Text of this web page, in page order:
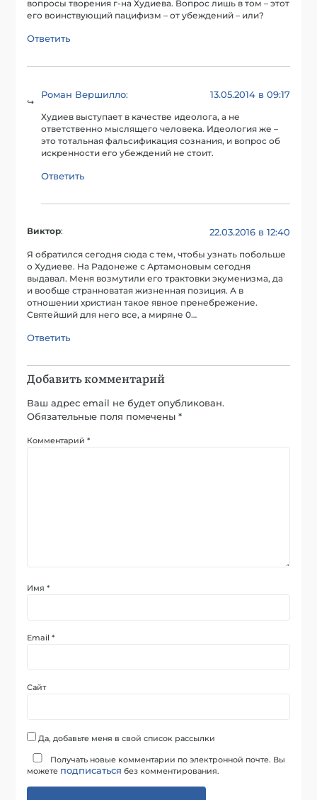
вопросы творения г-на Худиева. Вопрос лишь в том – этот
его воинствующий пацифизм – от убеждений – или?
Ответить
Роман Вершилло: 13.05.2014 в 09:17
Худиев выступает в качестве идеолога, а не
ответственно мыслящего человека. Идеология же –
это тотальная фальсификация сознания, и вопрос об
искренности его убеждений не стоит.
Ответить
Виктор: 22.03.2016 в 12:40
Я обратился сегодня сюда с тем, чтобы узнать побольше
о Худиеве. На Радонеже с Артамоновым сегодня
выдавал. Меня возмутили его трактовки экуменизма, да
и вообще странноватая жизненная позиция. А в
отношении христиан такое явное пренебрежение.
Святейший для него все, а миряне 0…
Ответить
Добавить комментарий
Ваш адрес email не будет опубликован.
Обязательные поля помечены*
Комментарий*
Имя*
Email*
Сайт
Да, добавьте меня в свой список рассылки
Получать новые комментарии по электронной почте. Вы
можете подписаться без комментирования.